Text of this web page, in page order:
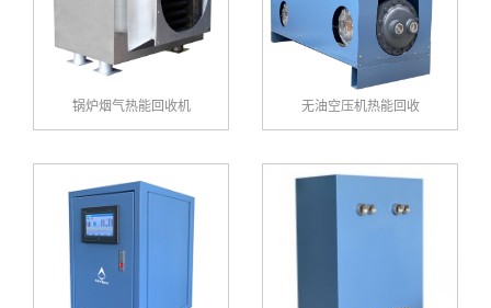
锅炉烟气热能回收机 无油空压机热能回收